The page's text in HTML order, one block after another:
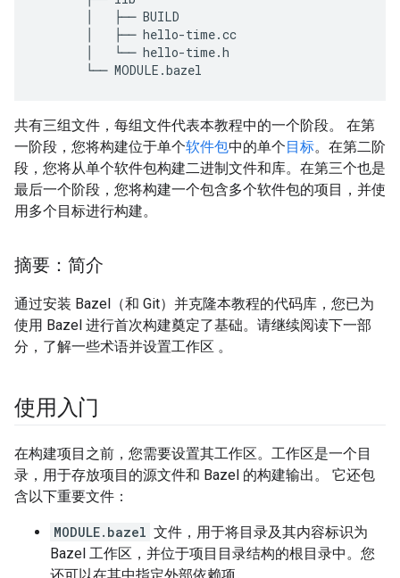
       │   ├── BUILD
       │   ├── hello-time.cc
       │   └── hello-time.h
共有三组文件，每组文件代表本教程中的一个阶段。 在第
一阶段，您将构建位于单个软件包中的单个目标。在第二阶
段，您将从单个软件包构建二进制文件和库。在第三个也是
最后一个阶段，您将构建一个包含多个软件包的项目，并使
用多个目标进行构建。
摘要：简介
通过安装 Bazel（和 Git）并克隆本教程的代码库，您已为
使用 Bazel 进行首次构建奠定了基础。请继续阅读下一部
分，了解一些术语并设置工作区 。
使用入门
在构建项目之前，您需要设置其工作区。工作区是一个目
录，用于存放项目的源文件和 Bazel 的构建输出。 它还包
含以下重要文件：
MODULE.bazel 文件，用于将目录及其内容标识为
Bazel 工作区，并位于项目目录结构的根目录中。您